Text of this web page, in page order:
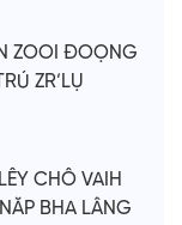
ZOOI ĐOỌNG
ZR’LỤ
CHÔ VAIH
BHA LÂNG